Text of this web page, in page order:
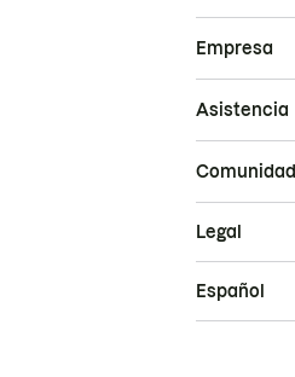
Empresa
Asistencia
Comunidad
Legal
Español